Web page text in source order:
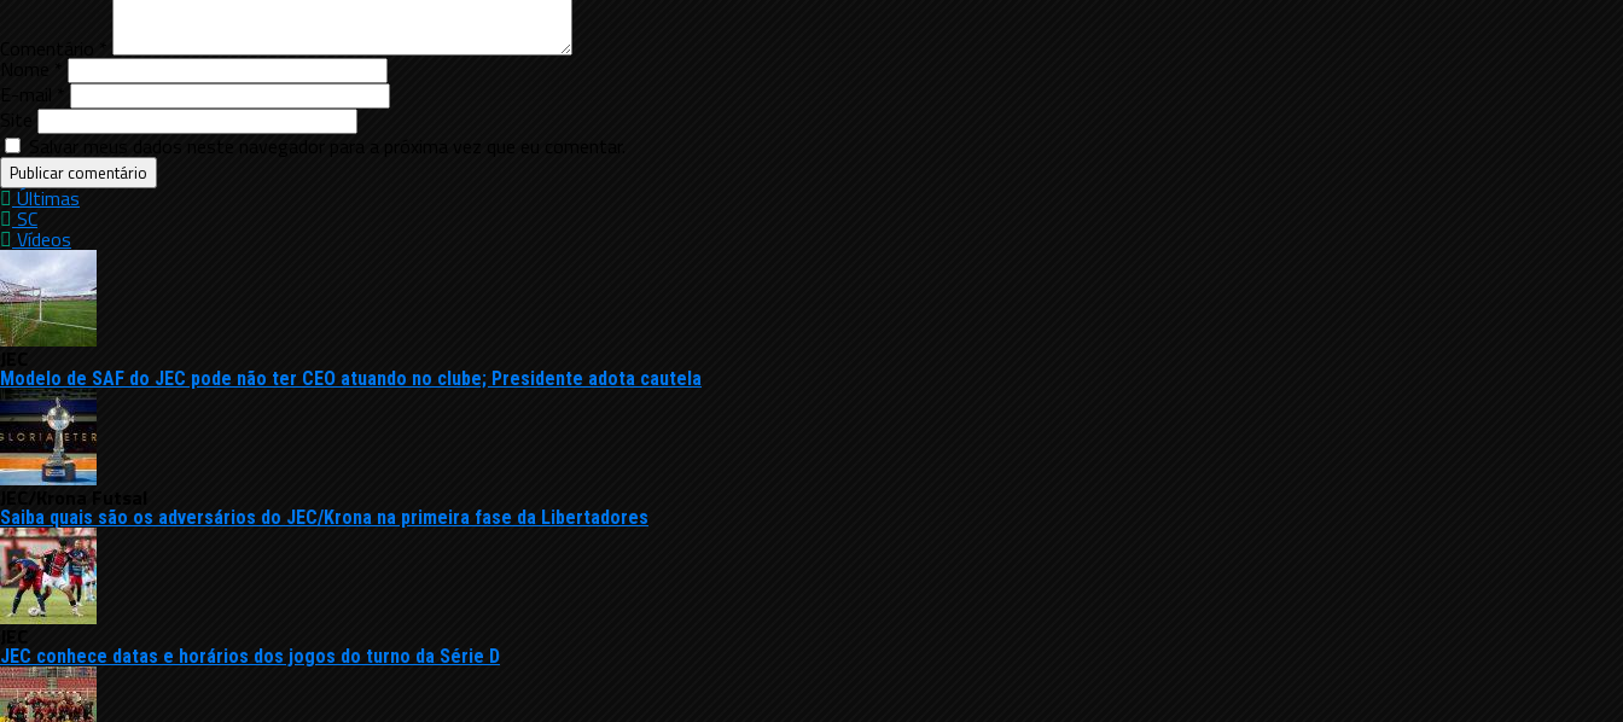
Últimas
SC
Vídeos
Modelo de SAF do JEC pode não ter CEO atuando no clube; Presidente adota cautela
Saiba quais são os adversários do JEC/Krona na primeira fase da Libertadores
JEC conhece datas e horários dos jogos do turno da Série D